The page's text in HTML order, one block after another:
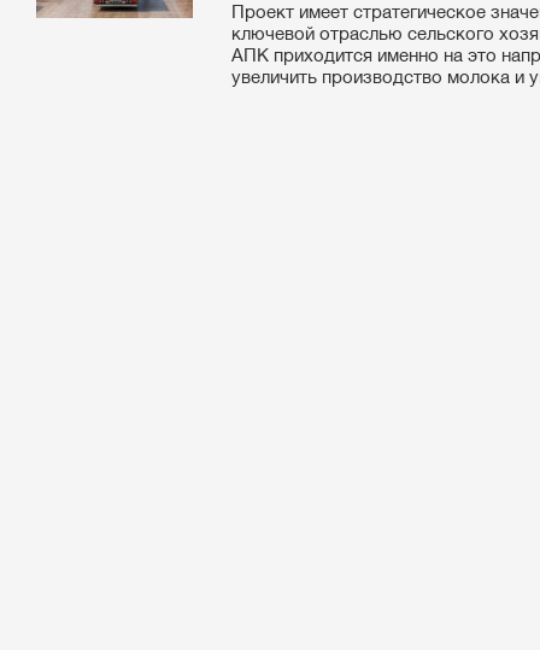
Проект имеет стратегическое
ключевой отраслью сельского
АПК приходится именно на это
увеличить производство молока и